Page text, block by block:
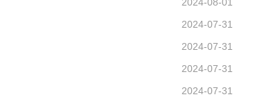
2024-07-31
2024-07-31
2024-07-31
2024-07-31